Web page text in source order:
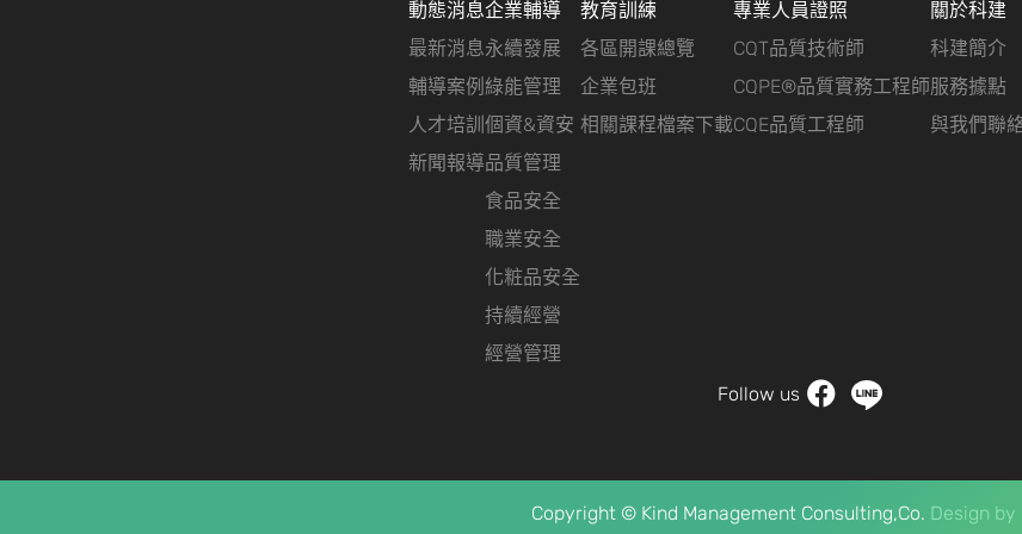
動態消息
最新消息
輔導案例
人才培訓
新聞報導
企業輔導
永續發展
綠能管理
個資&資安
品質管理
食品安全
職業安全
化粧品安全
持續經營
經營管理
教育訓練
各區開課總覽
企業包班
相關課程檔案下載
專業人員證照
CQT品質技術師
CQPE®品質實務工程師
CQE品質工程師
關於科建
科建簡介
服務據點
與我們聯
Follow us
Copyright © Kind Management Consulting,Co. Design by